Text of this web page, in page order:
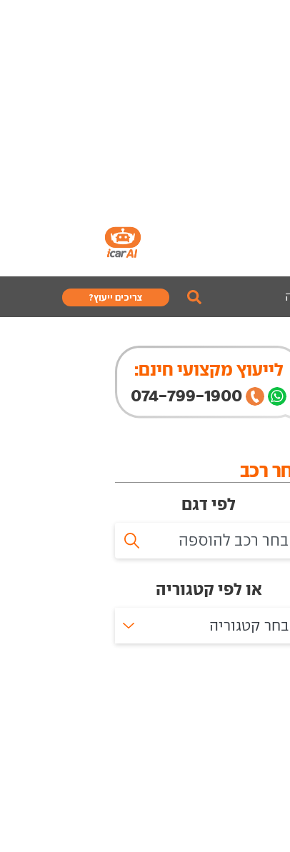
צריכים ייעוץ?
לייעוץ מקצועי חינם:
074-799-1900
רכב
לפי דגם
או לפי קטגוריה
בחר קטגוריה